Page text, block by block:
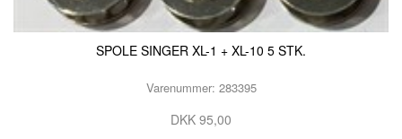
SPOLE SINGER XL-1 + XL-10 5 STK.
Varenummer: 283395
DKK 95,00